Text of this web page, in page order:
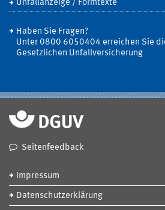
Unfallanzeige / Formtexte
Haben Sie Fragen?
Unter 0800 6050404 erreichen Sie
Gesetzlichen Unfallversicherung
Seitenfeedback
Impressum
Datenschutzerklärung